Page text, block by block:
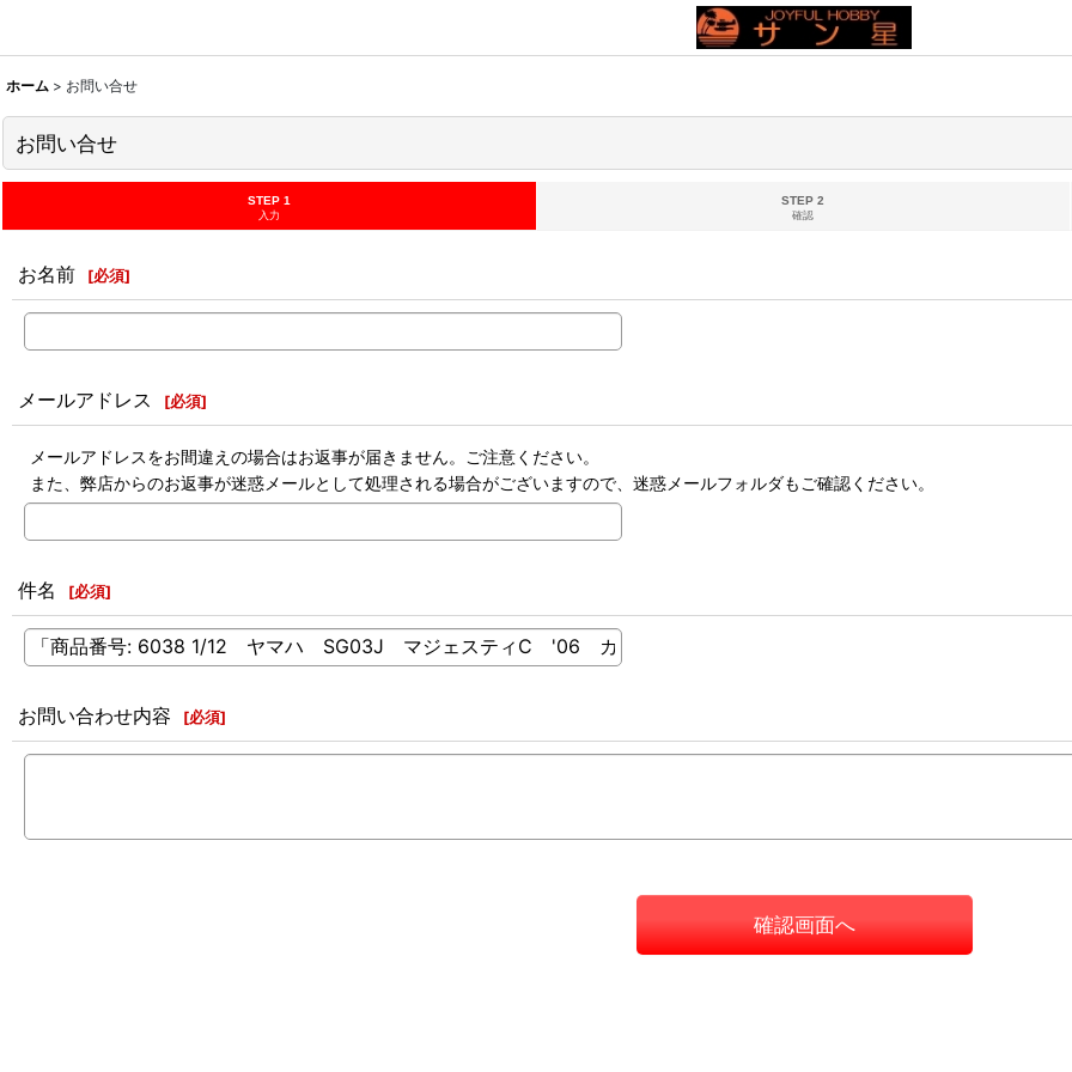
ホーム > お問い合せ
お問い合せ
STEP 1
入力
STEP 2
確認
お名前 [必須]
メールアドレス [必須]
メールアドレスをお間違えの場合はお返事が届きません。ご注意ください。
また、弊店からのお返事が迷惑メールとして処理される場合がございますので、迷惑メールフォルダもご確認ください。
件名 [必須]
お問い合わせ内容 [必須]
確認画面へ